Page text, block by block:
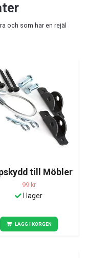
och som har en rejäl
till Möbler
99 kr
I lager
LÄGG I KORGEN